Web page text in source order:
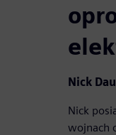
Nick
Nick
wojnach